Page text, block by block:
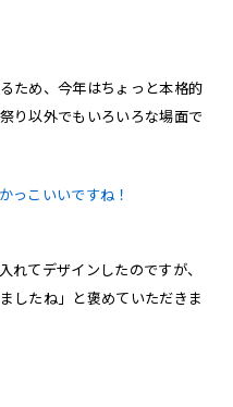
ため、今年はちょっと本格的
り以外でもいろいろな場面で
っこいいですね！
てデザインしたのですが、
したね」と褒めていただきま